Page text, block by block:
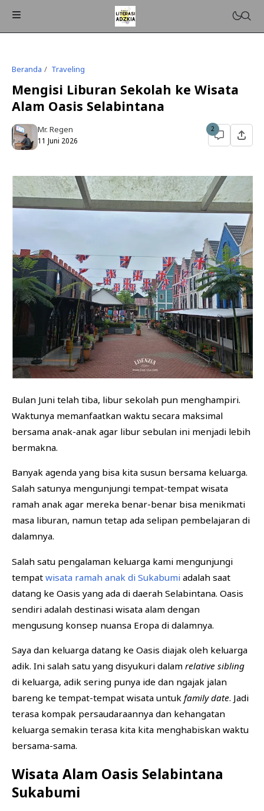
BISNIS
FINANSIAL
KESEHATAN
Beranda Traveling
Mengisi Liburan Sekolah ke Wisata
Alam Oasis Selabintana
Mr. Regen
11 Juni 2026
2
Bulan Juni telah tiba, libur sekolah pun menghampiri.
Waktunya memanfaatkan waktu secara maksimal
bersama anak-anak agar libur sebulan ini menjadi lebih
bermakna.
Banyak agenda yang bisa kita susun bersama keluarga.
Salah satunya mengunjungi tempat-tempat wisata
ramah anak agar mereka benar-benar bisa menikmati
masa liburan, namun tetap ada selipan pembelajaran di
dalamnya.
Salah satu pengalaman keluarga kami mengunjungi
tempat wisata ramah anak di Sukabumi adalah saat
datang ke Oasis yang ada di daerah Selabintana. Oasis
sendiri adalah destinasi wisata alam dengan
mengusung konsep nuansa Eropa di dalamnya.
Saya dan keluarga datang ke Oasis diajak oleh keluarga
adik. Ini salah satu yang disyukuri dalam relative sibling
di keluarga, adik sering punya ide dan ngajak jalan
bareng ke tempat-tempat wisata untuk family date. Jadi
terasa kompak persaudaraannya dan kehangatan
keluarga semakin terasa kita kita menghabiskan waktu
bersama-sama.
Wisata Alam Oasis Selabintana
Sukabumi